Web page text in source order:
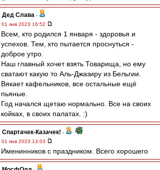
Дед Слава -
01 янв 2023 16:52
Всем, кто родился 1 января - здоровья и
успехов. Тем, кто пытается проснуться -
доброе утро.
Наш главный хочет взять Товарища, но ему
сватают какую то Аль-Джазиру из Бельгии.
Вякает кафельников, все остальные ещё
пьяные.
Год начался щетаю нормально. Все на своих
койках, в своих палатах. :)
Спартачек-Казачек! -
01 янв 2023 13:03
Именинников с праздником. Всего хорошего